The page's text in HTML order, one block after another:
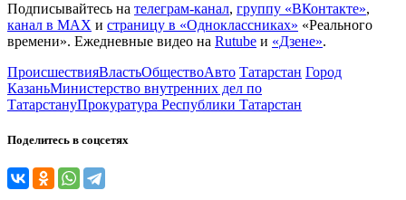
Подписывайтесь на телеграм-канал, группу «ВКонтакте»,
канал в MAX и страницу в «Одноклассниках» «Реального
времени». Ежедневные видео на Rutube и «Дзене».
ПроисшествияВластьОбществоАвто Татарстан Город
КазаньМинистерство внутренних дел по
ТатарстануПрокуратура Республики Татарстан
Поделитесь в соцсетях